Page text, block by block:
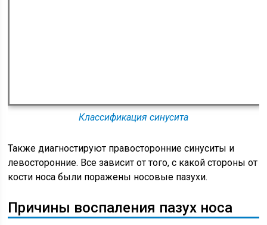
Классификация синусита
Также диагностируют правосторонние синуситы и
левосторонние. Все зависит от того, с какой стороны от
кости носа были поражены носовые пазухи.
Причины воспаления пазух носа